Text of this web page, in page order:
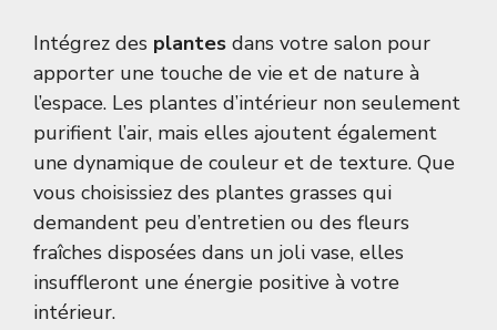
Intégrez des plantes dans votre salon pour
apporter une touche de vie et de nature à
l’espace. Les plantes d’intérieur non seulement
purifient l’air, mais elles ajoutent également
une dynamique de couleur et de texture. Que
vous choisissiez des plantes grasses qui
demandent peu d’entretien ou des fleurs
fraîches disposées dans un joli vase, elles
insuffleront une énergie positive à votre
intérieur.